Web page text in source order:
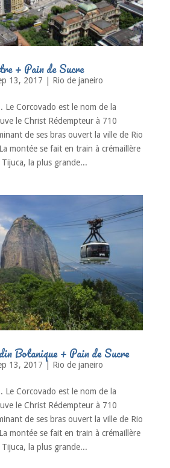
+ Pain de Sucre
13, 2017 Rio de janeiro
Le Corcovado est le nom de la
le Christ Rédempteur à 710
de ses bras ouvert la ville de Rio
montée se fait en train à crémaillère
la plus grande...
Botanique + Pain de Sucre
13, 2017 | Rio de janeiro
Le Corcovado est le nom de la
le Christ Rédempteur à 710
de ses bras ouvert la ville de Rio
montée se fait en train à crémaillère
la plus grande...